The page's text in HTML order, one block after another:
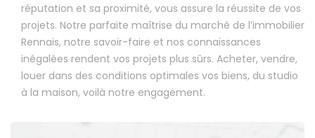
réputation et sa proximité, vous assure la réussite de vos
projets. Notre parfaite maîtrise du marché de l’immobilier
Rennais, notre savoir-faire et nos connaissances
inégalées rendent vos projets plus sûrs. Acheter, vendre,
louer dans des conditions optimales vos biens, du studio
à la maison, voilà notre engagement.